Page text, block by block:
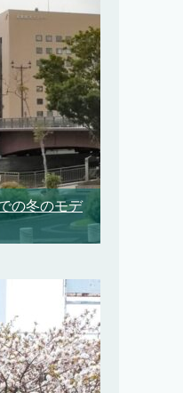
の冬のモデ